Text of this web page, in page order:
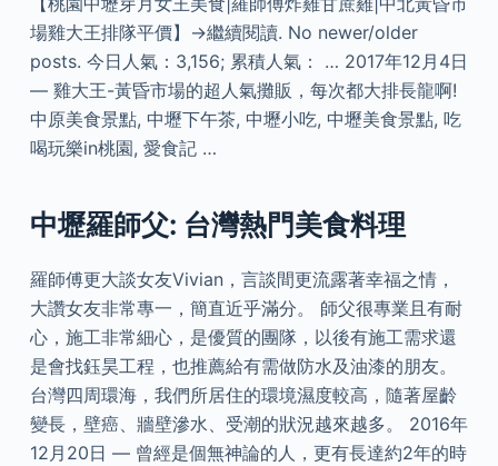
場雞大王排隊平價】→繼續閱讀. No newer/older
posts. 今日人氣：3,156; 累積人氣： … 2017年12月4日
— 雞大王-黃昏市場的超人氣攤販，每次都大排長龍啊!
中原美食景點, 中壢下午茶, 中壢小吃, 中壢美食景點, 吃
喝玩樂in桃園, 愛食記 …
中壢羅師父: 台灣熱門美食料理
羅師傅更大談女友Vivian，言談間更流露著幸福之情，
大讚女友非常專一，簡直近乎滿分。 師父很專業且有耐
心，施工非常細心，是優質的團隊，以後有施工需求還
是會找鈺昊工程，也推薦給有需做防水及油漆的朋友。
台灣四周環海，我們所居住的環境濕度較高，隨著屋齡
變長，壁癌、牆壁滲水、受潮的狀況越來越多。 2016年
12月20日 — 曾經是個無神論的人，更有長達約2年的時